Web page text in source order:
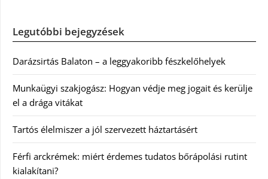
Legutóbbi bejegyzések
Darázsirtás Balaton – a leggyakoribb fészkelőhelyek
Munkaügyi szakjogász: Hogyan védje meg jogait és kerülje
el a drága vitákat
Tartós élelmiszer a jól szervezett háztartásért
Férfi arckrémek: miért érdemes tudatos bőrápolási rutint
kialakítani?